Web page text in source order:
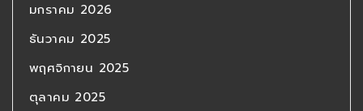
มกราคม 2026
ธันวาคม 2025
พฤศจิกายน 2025
ตุลาคม 2025